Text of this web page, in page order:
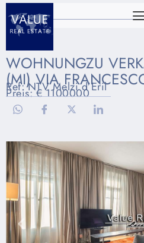
WOHNUNGZU
(MI) VIA
Ref: NTV Melzi d’Eril
Preis: € 1100000